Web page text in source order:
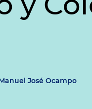
José Ocampo